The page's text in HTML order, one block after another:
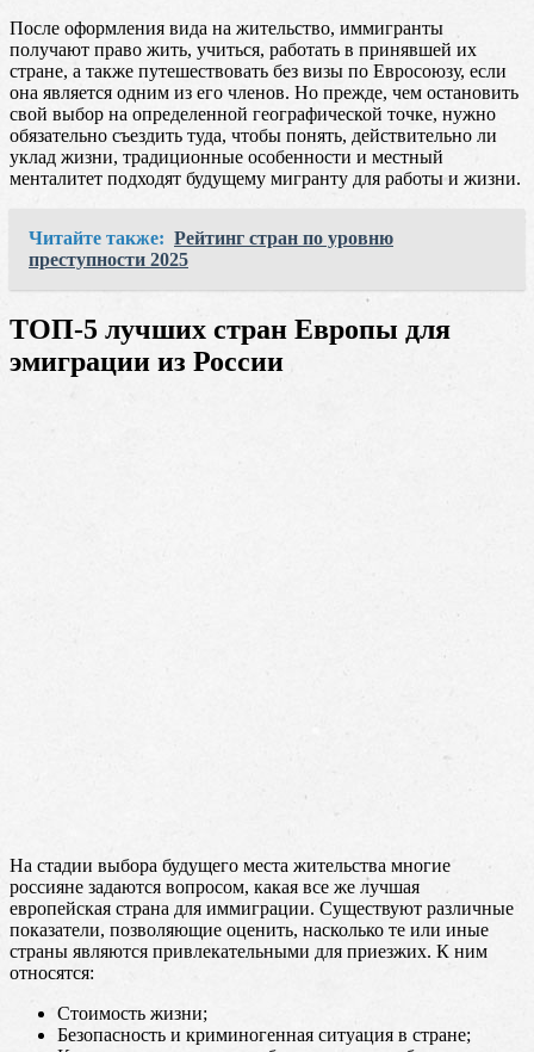
После оформления вида на жительство, иммигранты
получают право жить, учиться, работать в принявшей их
стране, а также путешествовать без визы по Евросоюзу, если
она является одним из его членов. Но прежде, чем остановить
свой выбор на определенной географической точке, нужно
обязательно съездить туда, чтобы понять, действительно ли
уклад жизни, традиционные особенности и местный
менталитет подходят будущему мигранту для работы и жизни.
Читайте также: Рейтинг стран по уровню
преступности 2025
ТОП-5 лучших стран Европы для
эмиграции из России
На стадии выбора будущего места жительства многие
россияне задаются вопросом, какая все же лучшая
европейская страна для иммиграции. Существуют различные
показатели, позволяющие оценить, насколько те или иные
страны являются привлекательными для приезжих. К ним
относятся:
Стоимость жизни;
Безопасность и криминогенная ситуация в стране;